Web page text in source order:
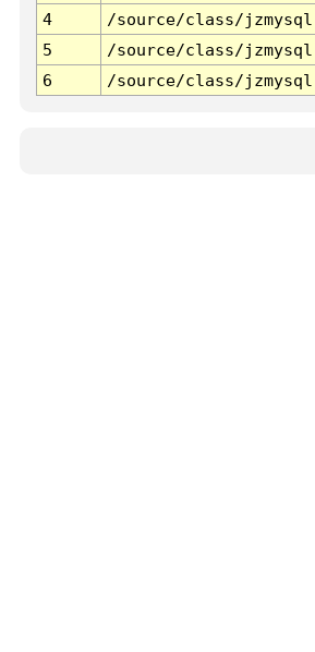
4
/source/class/
5
/source/class/
6
/source/class/